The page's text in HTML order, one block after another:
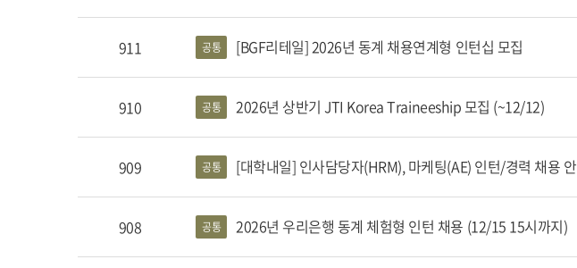
911 공통 [BGF리테일] 2026년 동계 채용연계형 인턴십 모집
910 공통 2026년 상반기 JTI Korea Traineeship 모집 (~12/12)
909 공통 [대학내일] 인사담당자(HRM), 마케팅(AE) 인턴/경력 채용
908 공통 2026년 우리은행 동계 체험형 인턴 채용 (12/15 15시까지)